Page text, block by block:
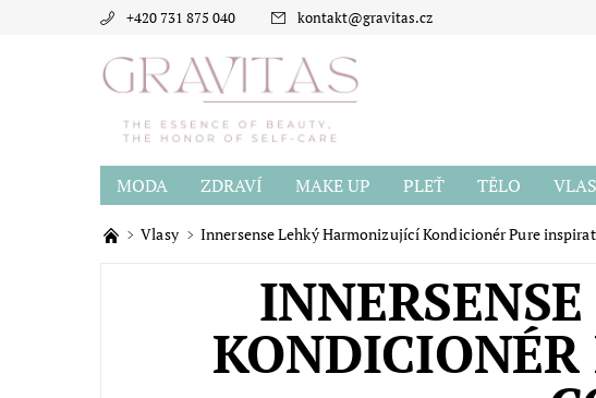
+420 731 875 040 kontakt@gravitas.cz
MODA ZDRAVÍ MAKE UP PLEŤ TĚLO
BLOG
O GRAVITAS HODNOCENÍ OBCHODU
Vlasy Innersense Lehký Harmonizující Kondicionér Pure